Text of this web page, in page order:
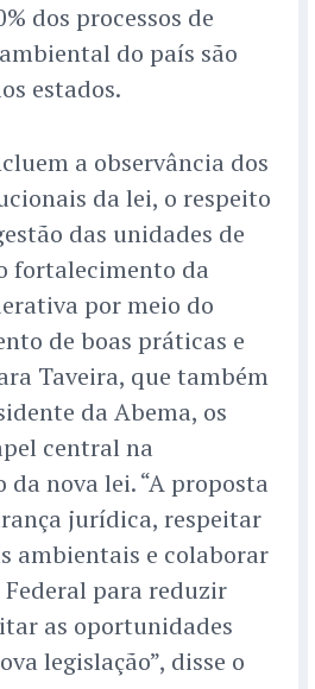
dos processos de
do país são
estados.
a observância dos
da lei, o respeito
das unidades de
fortalecimento da
por meio do
de boas práticas e
Taveira, que também
da Abema, os
central na
nova lei. “A proposta
jurídica, respeitar
ambientais e colaborar
Federal para reduzir
as oportunidades
legislação”, disse o